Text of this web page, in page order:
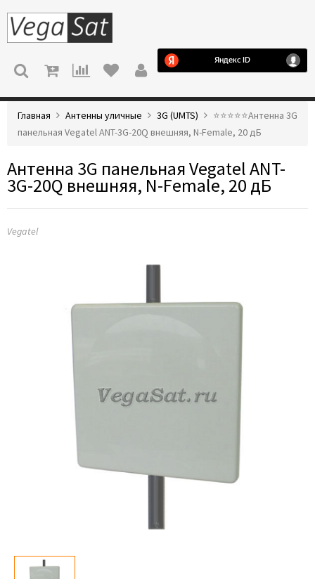
МЕНЮ
Главная Антенны уличные 3G (UMTS)
⭐️⭐️⭐️⭐️⭐️Антенна 3G
панельная Vegatel ANT-3G-20Q внешняя, N-Female, 20 дБ
Антенна 3G панельная Vegatel ANT-
3G-20Q внешняя, N-Female, 20 дБ
Vegatel